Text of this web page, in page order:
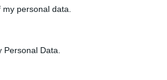
personal data.
Data.
emyricae.Le
da
il buonista e
tranne ilWWF